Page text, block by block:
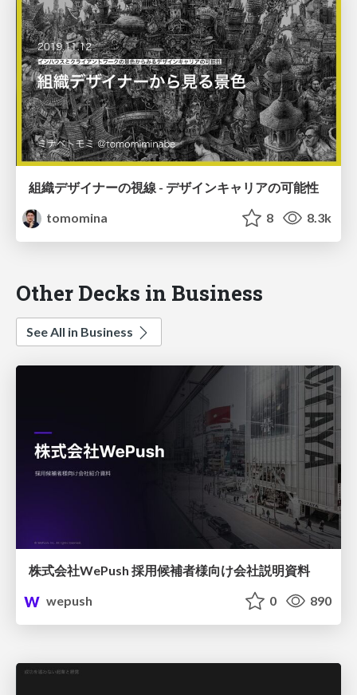
組織デザイナーの視線 - デザインキャリアの可能性
tomomina
8 8.3k
Other Decks in Business
See All in Business
株式会社WePush 採用候補者様向け会社説明資料
wepush
0 890